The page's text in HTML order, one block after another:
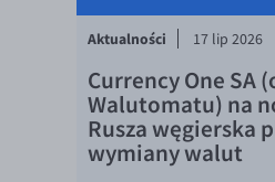
EUR/JPY
EUR/RON
EUR/SGD
EUR/TRY
Aktualności 17 lip 2026
Currency One SA
Walutomatu) na
Rusza węgierska
wymiany walut